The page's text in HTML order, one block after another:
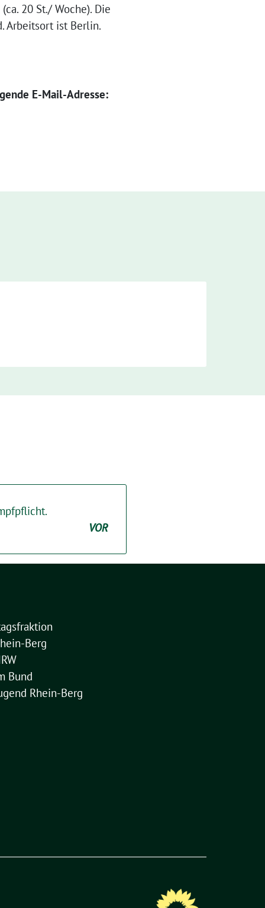
20 St./ Woche). Die
Arbeitsort ist Berlin.
E-Mail-Adresse:
VOR
Berg
Bund
Rhein-Berg